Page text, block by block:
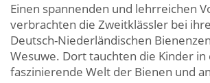
Einen spannenden und lehrreichen
verbrachten die Zweitklässler bei
Deutsch-Niederländischen
Wesuwe. Dort tauchten die Kinder in
faszinierende Welt der Bienen und